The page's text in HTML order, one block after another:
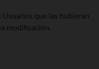
que las hubieran
modificación.